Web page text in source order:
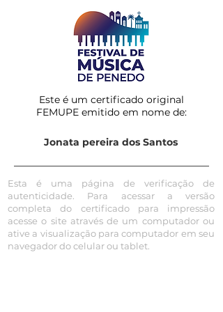
Este é um certificado original
FEMUPE emitido em nome de:
Jonata pereira dos Santos
Esta é uma página de verificação de
autenticidade. Para acessar a versão
completa do certificado para impressão
acesse o site através de um computador ou
ative a visualização para computador em seu
navegador do celular ou tablet.